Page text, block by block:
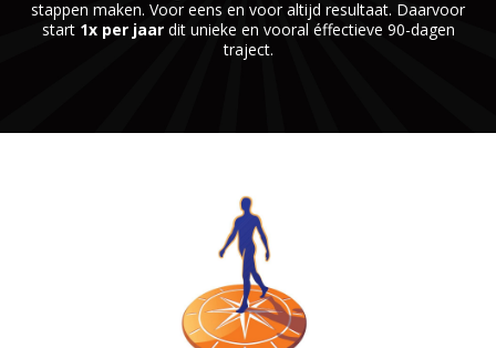
stappen maken. Voor eens en voor altijd resultaat. Daarvoor
start 1x per jaardit unieke en vooral éffectieve 90-dagen
traject.